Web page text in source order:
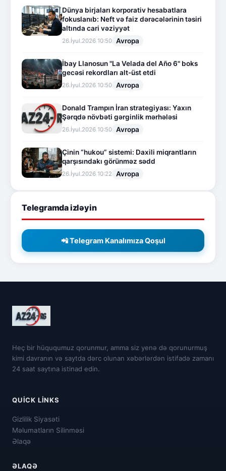
Dünya birjaları korporativ hesabatlara
fokuslanıb: Neft və faiz dərəcələrinin təsiri
altında cari vəziyyət
26.İyul.2026 10:50 Avropa
İbay Llanosun "La Velada del Año 6" boks
gecəsi rekordları alt-üst etdi
26.İyul.2026 10:50 Avropa
Donald Trampın İran strategiyası: Yaxın
Şərqdə növbəti gərginlik mərhələsi
26.İyul.2026 10:50 Avropa
Çinin “hukou” sistemi: Daxili miqrantların
qarşısındakı görünməz sədd
26.İyul.2026 10:22 Avropa
Telegramda izləyin
📲 Telegram Kanalımıza Qoşul
Heç bir hüququmuz qorunmur, amma siz yenə də qorunurmuş
kimi davranın və saytda dərc olunan xəbərlərdən istifadə zamanı
24 saat saytına istinad edin.
QUICK LINKS
Gizlilik Siyasəti
Məlumatların Silinməsi
Əlaqə
ƏLAQƏ